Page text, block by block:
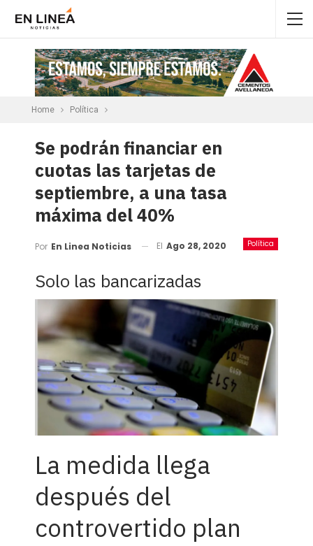
Home Política
Se podrán financiar en
cuotas las tarjetas de
septiembre, a una tasa
máxima del 40%
Política
Por En Linea Noticias El Ago 28, 2020
Solo las bancarizadas
La medida llega
después del
controvertido plan